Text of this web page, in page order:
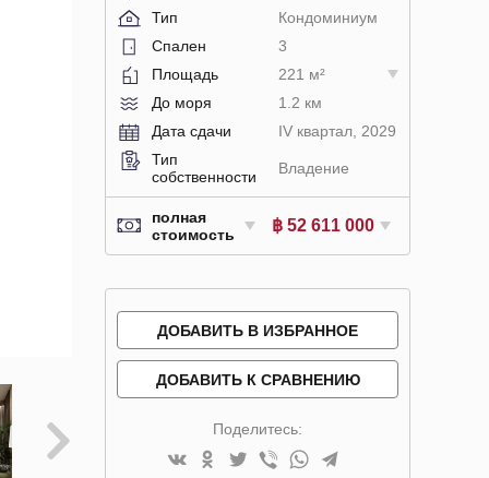
Тип
Кондоминиум
Спален
3
Площадь
221 м²
До моря
1.2 км
Дата сдачи
IV квартал, 2029
Тип
собственности
Владение
полная
стоимость
฿ 52 611 000
ДОБАВИТЬ В ИЗБРАННОЕ
ДОБАВИТЬ К СРАВНЕНИЮ
Поделитесь: